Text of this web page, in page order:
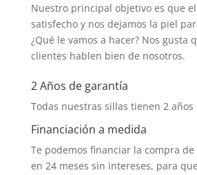
Nuestro principal objetivo es que
satisfecho y nos dejamos la piel
¿Qué le vamos a hacer? Nos gusta
clientes hablen bien de nosotros.
2 Años de garantía
Todas nuestras sillas tienen 2
Financiación a medida
Te podemos financiar la compra
en 24 meses sin intereses, para